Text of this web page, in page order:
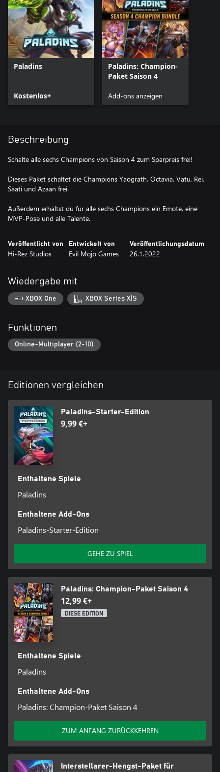
Paladins
Kostenlos+
Paladins: Champion-
Paket Saison 4
Add-ons anzeigen
Beschreibung
Schalte alle sechs Champions von Saison 4 zum Sparpreis frei!
Dieses Paket schaltet die Champions Yaograth, Octavia, Vatu, Rei,
Saati und Azaan frei.
Außerdem erhältst du für alle sechs Champions ein Emote, eine
MVP-Pose und alle Talente.
Veröffentlicht von
Hi-Rez Studios
Entwickelt von
Evil Mojo Games
Veröffentlichungsdatum
26.1.2022
Wiedergabe mit
XBOX One XBOX Series X|S
Funktionen
Online-Multiplayer (2-10)
Editionen vergleichen
Paladins-Starter-Edition
9,99 €+
Enthaltene Spiele
Paladins
Enthaltene Add-Ons
Paladins-Starter-Edition
GEHE ZU SPIEL
Paladins: Champion-Paket Saison 4
12,99 €+
DIESE EDITION
Enthaltene Spiele
Paladins
Enthaltene Add-Ons
Paladins: Champion-Paket Saison 4
ZUM ANFANG ZURÜCKKEHREN
Interstellarer-Hengst-Paket für